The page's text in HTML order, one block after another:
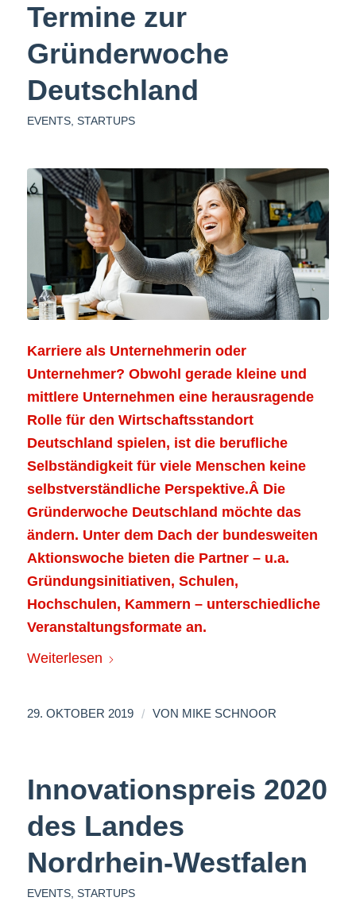
Termine zur
Gründerwoche
Deutschland
EVENTS, STARTUPS
Karriere als Unternehmerin oder
Unternehmer? Obwohl gerade kleine und
mittlere Unternehmen eine herausragende
Rolle für den Wirtschaftsstandort
Deutschland spielen, ist die berufliche
Selbständigkeit für viele Menschen keine
selbstverständliche Perspektive.Â Die
Gründerwoche Deutschland möchte das
ändern. Unter dem Dach der bundesweiten
Aktionswoche bieten die Partner – u.a.
Gründungsinitiativen, Schulen,
Hochschulen, Kammern – unterschiedliche
Veranstaltungsformate an.
Weiterlesen
29. OKTOBER 2019 / VON MIKE SCHNOOR
Innovationspreis 2020
des Landes
Nordrhein-Westfalen
EVENTS, STARTUPS